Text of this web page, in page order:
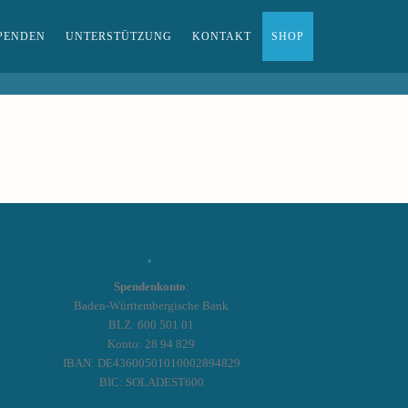
UNTERSTÜTZUNG KONTAKT SHOP
Spendenkonto:
Baden-Württembergische Bank
BLZ: 600 501 01
Konto: 28 94 829
IBAN: DE43600501010002894829
BIC: SOLADEST600